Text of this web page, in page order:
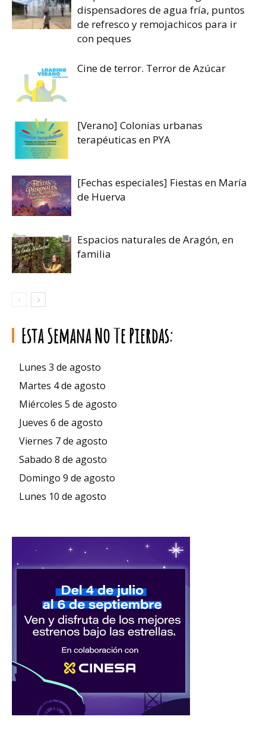
dispensadores de agua fría, puntos
de refresco y remojachicos para ir
con peques
Cine de terror. Terror de Azúcar
[Verano] Colonias urbanas
terapéuticas en PYA
[Fechas especiales] Fiestas en María
de Huerva
Espacios naturales de Aragón, en
familia
Esta Semana No Te Pierdas:
Lunes 3 de agosto
Martes 4 de agosto
Miércoles 5 de agosto
Jueves 6 de agosto
Viernes 7 de agosto
Sabado 8 de agosto
Domingo 9 de agosto
Lunes 10 de agosto